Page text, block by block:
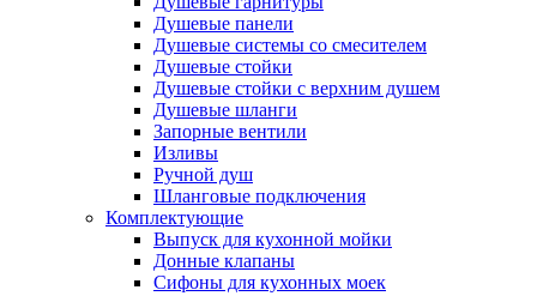
Душевые панели
Душевые системы со смесителем
Душевые стойки
Душевые стойки с верхним душем
Душевые шланги
Запорные вентили
Изливы
Ручной душ
Шланговые подключения
Комплектующие
Выпуск для кухонной мойки
Донные клапаны
Сифоны для кухонных моек